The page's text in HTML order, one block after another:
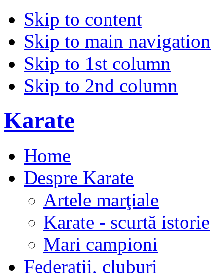
Skip to content
Skip to main navigation
Skip to 1st column
Skip to 2nd column
Karate
Home
Despre Karate
Artele marţiale
Karate - scurtă istorie
Mari campioni
Federaţii, cluburi